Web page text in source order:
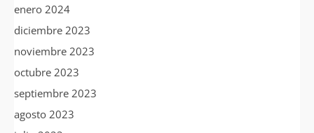
enero 2024
diciembre 2023
noviembre 2023
octubre 2023
septiembre 2023
agosto 2023